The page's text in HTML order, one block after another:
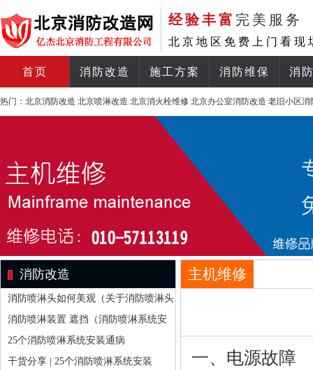
经验丰富 完美服务
北京地区免费上门看现
首页 消防改造 施工方案 消防维保 消
热门： 北京消防改造 北京喷淋改造 北京消火栓维修 北京办公室消防改造 老旧小区消
消防改造
消防喷淋头如何美观（关于消防喷淋头
消防喷淋装置 遮挡（消防喷淋系统安
25个消防喷淋系统安装通病
干货分享 | 25个消防喷淋系统安装
主机维修
一、电源故障